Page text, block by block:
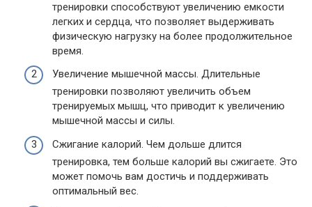
тренировки способствуют увеличению емкости
легких и сердца, что позволяет выдерживать
физическую нагрузку на более продолжительное
время.
Увеличение мышечной массы. Длительные
тренировки позволяют увеличить объем
тренируемых мышц, что приводит к увеличению
мышечной массы и силы.
Сжигание калорий. Чем дольше длится
тренировка, тем больше калорий вы сжигаете. Это
может помочь вам достичь и поддерживать
оптимальный вес.